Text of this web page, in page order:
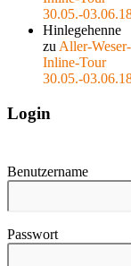
30.05.-
Hinlegehenne
zu Aller-Weser-
Inline-Tour
30.05.-
Login
Benutzername
Passwort